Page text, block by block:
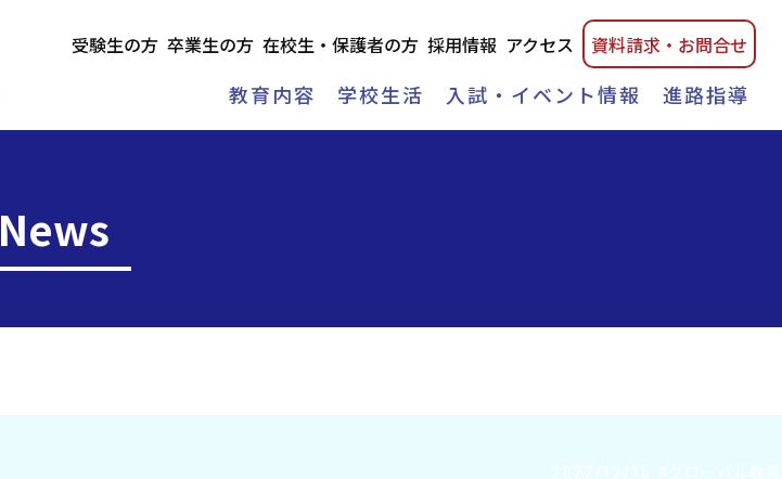
受験生の方 卒業生の方 在校生・保護者の方 採用情報 アクセス 資料請求・ お問合せ
教育内容 学校生活 入試・イベント情報 進路指導
News